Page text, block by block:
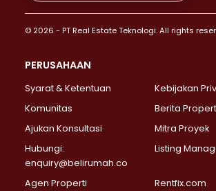
Properti Dijual di Bendungan Hilir >
Properti Dijual di Jakarta Selatan >
Properti Dijual di Lebak Bulus >
Properti Dijual di Gandaria Selatan >
Properti Dijual di Pondok Labu >
Properti Dijual di Lenteng Agung >
Properti Dijual di Senayan >
Properti Dijual di Pondok Pinang >
© 2026 - PT Real Estate Teknologi. All rights
PERUSAHAAN
Syarat & Ketentuan
Kebijakan
Komunitas
Berita
Ajukan Konsultasi
Mitra Proyek
Hubungi:
enquiry@belirumah.co
Listing
Agen Properti Rentfix.com